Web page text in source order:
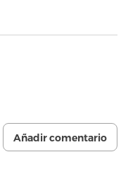
Añadir comentario